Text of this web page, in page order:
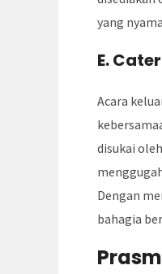
yang
E.
Acara
disukai
Dengan
bahagia